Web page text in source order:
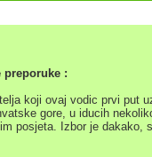
preporuke :
koji ovaj vodic prvi put
gore, u iducih
posjeta. Izbor je dakako,